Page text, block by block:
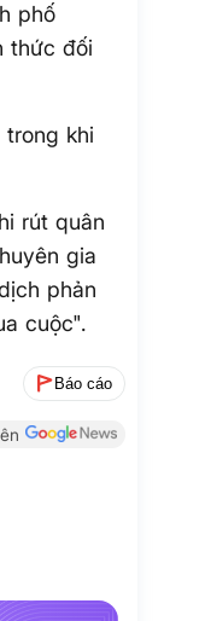
phố
thức đối
khi
rút quân
gia
phản
cuộc".
Báo cáo